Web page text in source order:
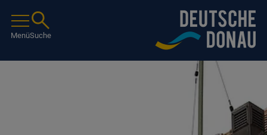
MenüSuche